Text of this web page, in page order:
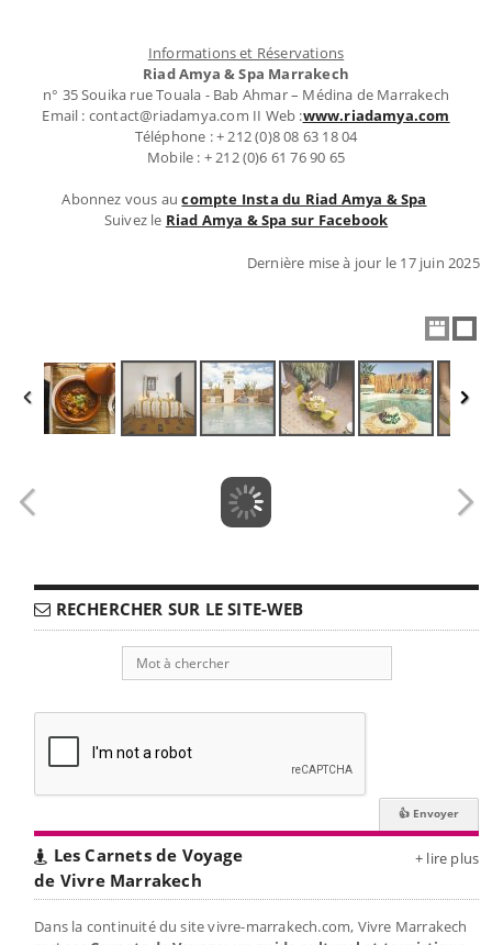
Informations et Réservations
Riad Amya & Spa Marrakech
n° 35 Souika rue Touala - Bab Ahmar – Médina de Marrakech
Email : contact@riadamya.com II Web :www.riadamya.com
Téléphone : + 212 (0)8 08 63 18 04
Mobile : + 212 (0)6 61 76 90 65
Abonnez vous aucompte Insta du Riad Amya & Spa
Suivez le Riad Amya & Spa sur Facebook
Dernière mise à jour le 17 juin 2025
RECHERCHER SUR LE SITE-WEB
Les Carnets de Voyage
de Vivre Marrakech
+ lire plus
Dans la continuité du site vivre-marrakech.com, Vivre Marrakech